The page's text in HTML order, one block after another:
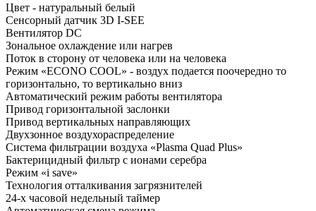
Цвет - натуральный белый
Сенсорный датчик 3D I-SEE
Вентилятор DC
Зональное охлаждение или нагрев
Поток в сторону от человека или на человека
Режим «ECONO COOL» - воздух подается поочередно то
горизонтально, то вертикально вниз
Автоматический режим работы вентилятора
Привод горизонтальной заслонки
Привод вертикальных направляющих
Двухзонное воздухораспределение
Система фильтрации воздуха «Plasma Quad Plus»
Бактерицидный фильтр с ионами серебра
Режим «i save»
Технология отталкивания загрязнителей
24-х часовой недельный таймер